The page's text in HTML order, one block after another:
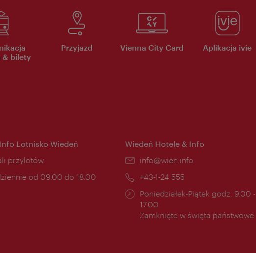
& bilety
Przyjazd Vienna City Card Aplikacja ivie
Lotnisko Wiedeń
przylotów
od 09.00 do 18.00
Wiedeń Hotele & Info
E-
info@wien.info
Telefon:
+43-1-24 555
Godziny
otwarcia:
Poniedziałek-Piątek godz. 9.00 -
17.00
Zamknięte w święta państwowe